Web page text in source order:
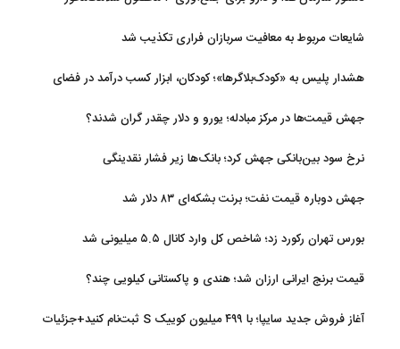
شایعات مربوط به معافیت سربازان فراری تکذیب شد
هشدار پلیس به «کودک‌بلاگرها»؛ کودکان، ابزار کسب درآمد در فضای
جهش قیمت‌ها در مرکز مبادله؛ یورو و دلار چقدر گران شدند؟
نرخ سود بین‌بانکی جهش کرد؛ بانک‌ها زیر فشار نقدینگی
جهش دوباره قیمت نفت؛ برنت بشکه‌ای ۸۳ دلار شد
بورس تهران رکورد زد؛ شاخص کل وارد کانال ۵.۵ میلیونی شد
قیمت برنج ایرانی ارزان شد؛ هندی و پاکستانی کیلویی چند؟
آغاز فروش جدید سایپا؛ با ۴۹۹ میلیون کوییک S ثبت‌نام کنید+جزئیات